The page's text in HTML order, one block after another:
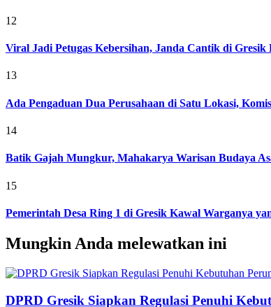
12
Viral Jadi Petugas Kebersihan, Janda Cantik di
13
Ada Pengaduan Dua Perusahaan di Satu Lokasi,
14
Batik Gajah Mungkur, Mahakarya Warisan Budaya
15
Pemerintah Desa Ring 1 di Gresik Kawal Warganya
Mungkin Anda melewatkan ini
DPRD Gresik Siapkan Regulasi Penuhi